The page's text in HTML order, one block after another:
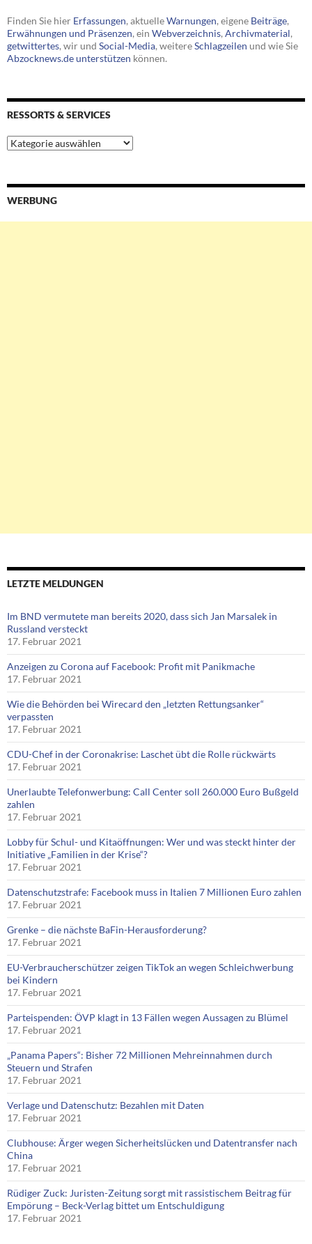
Finden Sie hier Erfassungen, aktuelleWarnungen, eigene Beiträge,
Erwähnungen und Präsenzen, ein Webverzeichnis, Archivmaterial,
getwittertes, wir und Social-Media, weitereSchlagzeilen und wie Sie
Abzocknews.de unterstützen können.
RESSORTS & SERVICES
Ressorts
&
WERBUNG
LETZTE MELDUNGEN
Im BND vermutete man bereits 2020, dass sich Jan Marsalek in
Russland versteckt
17. Februar 2021
Anzeigen zu Corona auf Facebook: Profit mit Panikmache
17. Februar 2021
Wie die Behörden bei Wirecard den „letzten Rettungsanker“
verpassten
17. Februar 2021
CDU-Chef in der Coronakrise: Laschet übt die Rolle rückwärts
17. Februar 2021
Unerlaubte Telefonwerbung: Call Center soll 260.000 Euro Bußgeld
zahlen
17. Februar 2021
Lobby für Schul- und Kitaöffnungen: Wer und was steckt hinter der
Initiative „Familien in der Krise“?
17. Februar 2021
Datenschutzstrafe: Facebook muss in Italien 7 Millionen Euro zahlen
17. Februar 2021
Grenke – die nächste BaFin-Herausforderung?
17. Februar 2021
EU-Verbraucherschützer zeigen TikTok an wegen Schleichwerbung
bei Kindern
17. Februar 2021
Parteispenden: ÖVP klagt in 13 Fällen wegen Aussagen zu Blümel
17. Februar 2021
„Panama Papers“: Bisher 72 Millionen Mehreinnahmen durch
Steuern und Strafen
17. Februar 2021
Verlage und Datenschutz: Bezahlen mit Daten
17. Februar 2021
Clubhouse: Ärger wegen Sicherheitslücken und Datentransfer nach
China
17. Februar 2021
Rüdiger Zuck: Juristen-Zeitung sorgt mit rassistischem Beitrag für
Empörung – Beck-Verlag bittet um Entschuldigung
17. Februar 2021